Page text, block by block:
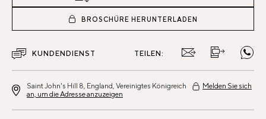
BROSCHÜRE HERUNTERLADEN
KUNDENDIENST TEILEN:
Saint John's Hill 8, England, Vereinigtes Königreich
Melden Sie sich
an, um die Adresse anzuzeigen